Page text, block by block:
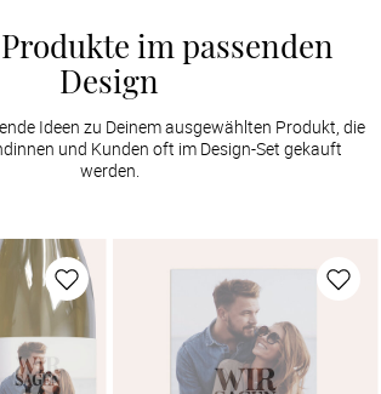
im passenden
Design
Ideen zu Deinem ausgewählten Produkt, die
und Kunden oft im Design-Set gekauft
werden.